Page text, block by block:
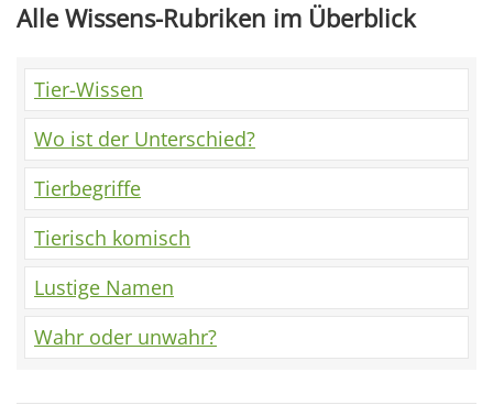
Alle Wissens-Rubriken im Überblick
Tier-Wissen
Wo ist der Unterschied?
Tierbegriffe
Tierisch komisch
Lustige Namen
Wahr oder unwahr?